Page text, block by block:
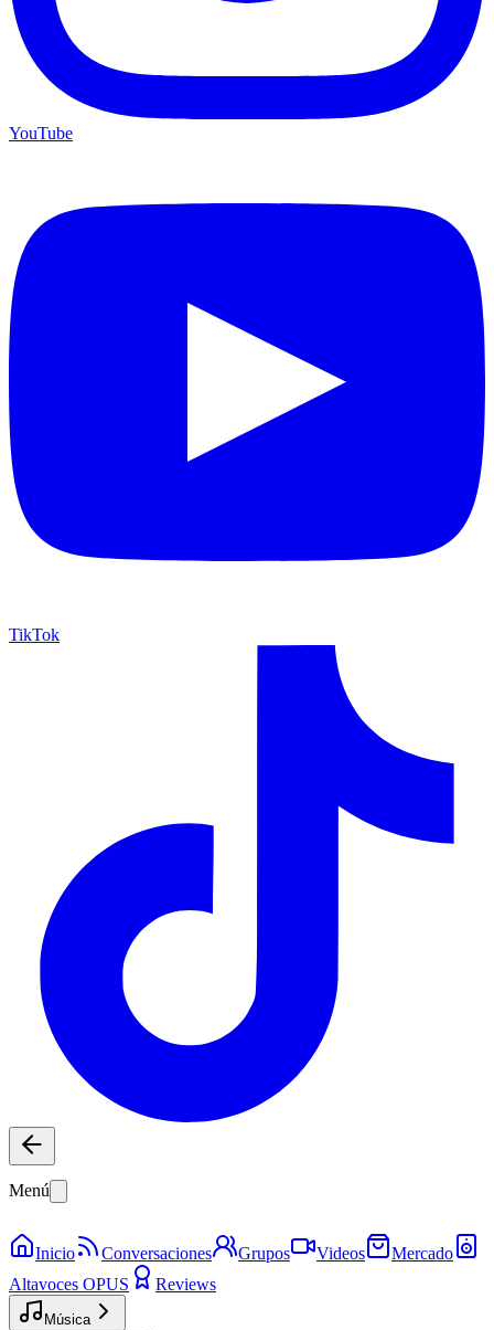
YouTube
TikTok
Menú
Inicio Conversaciones Grupos Videos
Mercado
Altavoces OPUS
Reviews
Música